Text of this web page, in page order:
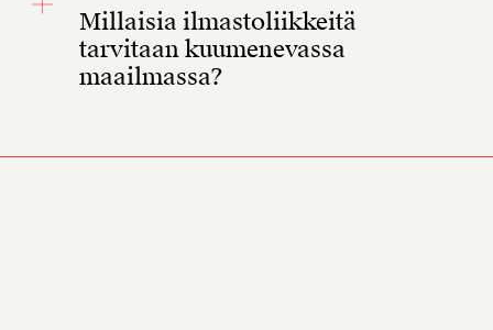
Millaisia ilmastoliikkeitä
tarvitaan kuumenevassa
maailmassa?